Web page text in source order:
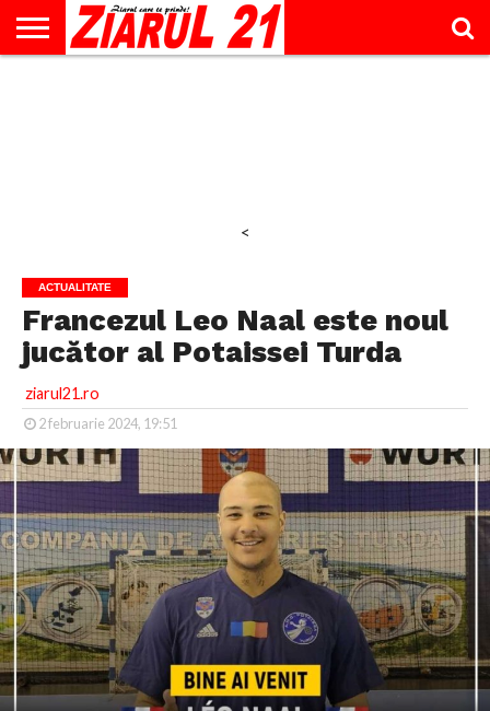
<
ACTUALITATE
Francezul Leo Naal este noul
jucător al Potaissei Turda
ziarul21.ro
2 februarie 2024, 19:51